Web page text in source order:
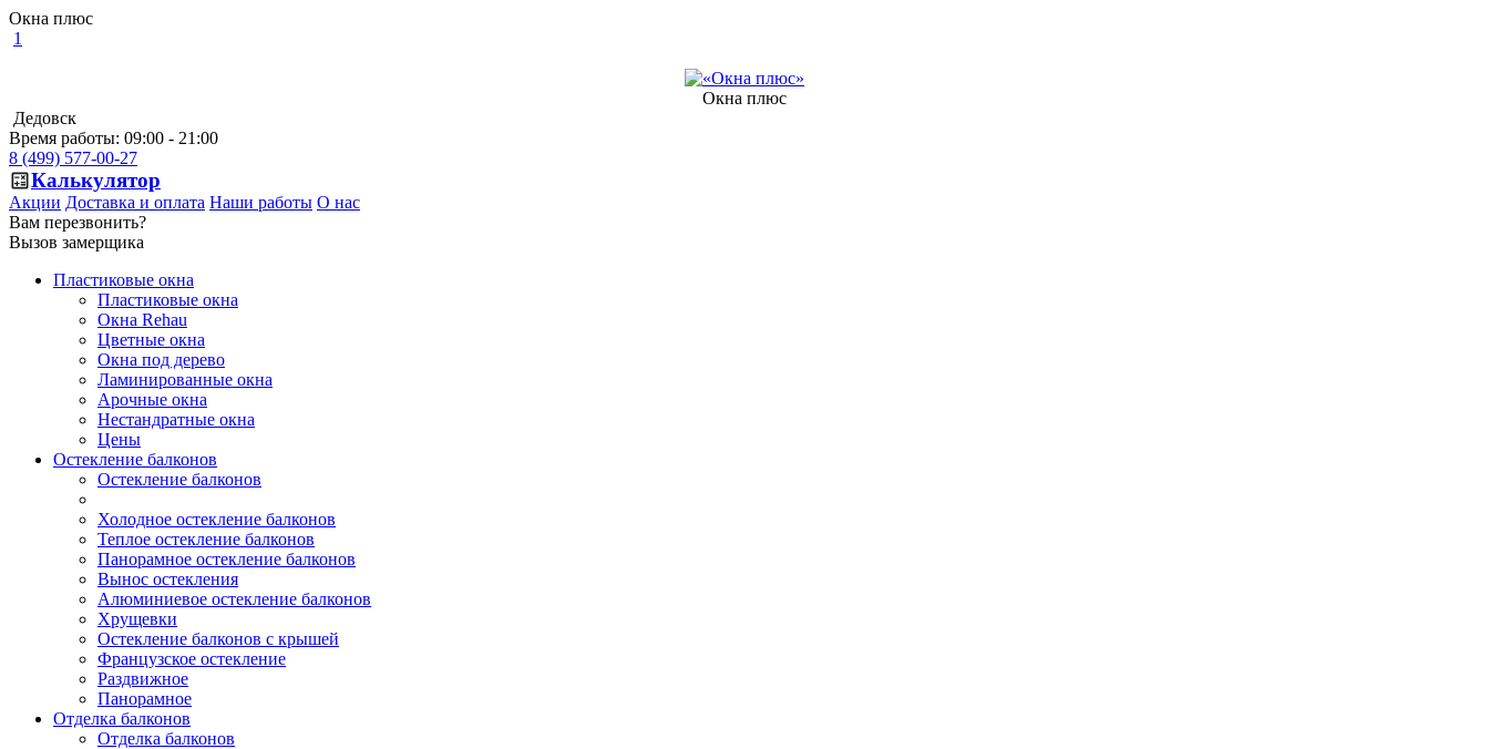
Окна плюс
1
Окна плюс
Дедовск
Время работы: 09:00 - 21:00
8 (499) 577-00-27
Калькулятор
Акции Доставка и оплата Наши работы О нас
Вам перезвонить?
Вызов замерщика
Пластиковые окна
Пластиковые окна
Окна Rehau
Цветные окна
Окна под дерево
Ламинированные окна
Арочные окна
Нестандратные окна
Цены
Остекление балконов
Остекление балконов
Холодное остекление балконов
Теплое остекление балконов
Панорамное остекление балконов
Вынос остекления
Алюминиевое остекление балконов
Хрущевки
Остекление балконов с крышей
Французское остекление
Раздвижное
Панорамное
Отделка балконов
Отделка балконов